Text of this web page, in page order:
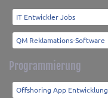
IT Entwickler Jobs
QM Reklamations-Software
Programmierung
Offshoring App Entwicklung